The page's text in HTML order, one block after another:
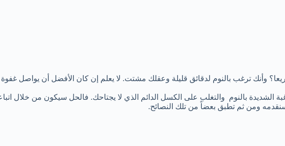
وأنك ترغب بالنوم لدقائق قليلة وعقلك مشتت. لا يعلم إن كان الأفضل أن يواصل
الشديدة بالنوم والتغلب على الكسل الدائم الذي لا يجتاحك. فالحل سيكون من خلال
ومن ثم تطبق بعضاً من تلك النصائح.